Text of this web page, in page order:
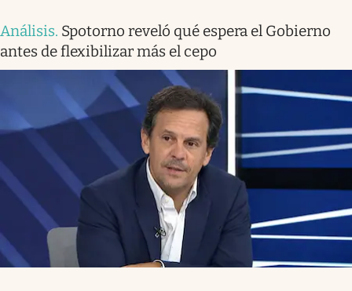
Análisis. Spotorno reveló qué espera el Gobierno
antes de flexibilizar más el cepo